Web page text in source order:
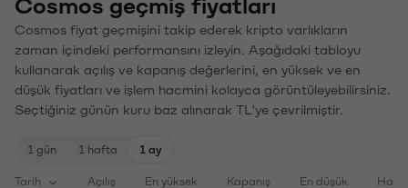
Cosmos geçmiş fiyatları
Cosmos fiyat geçmişini takip ederek kripto varlıkların
zaman içindeki performansını izleyin. Aşağıdaki tabloyu
kullanarak açılış ve kapanış değerlerini, en yüksek ve en
düşük fiyatları ve işlem hacmini kolayca görüntüleyebilirsiniz.
Seçtiğiniz günün kuru baz alınarak TL'ye çevrilmiştir.
1 gün 1 hafta 1 ay
Tarih Açılış En yüksek Kapanış En düşük